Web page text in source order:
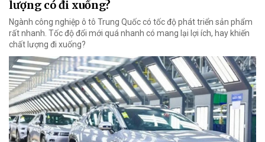
lượng có đi xuống?
Ngành công nghiệp ô tô Trung Quốc có tốc độ phát triển sản phẩm
rất nhanh. Tốc độ đổi mới quá nhanh có mang lại lợi ích, hay khiến
chất lượng đi xuống?